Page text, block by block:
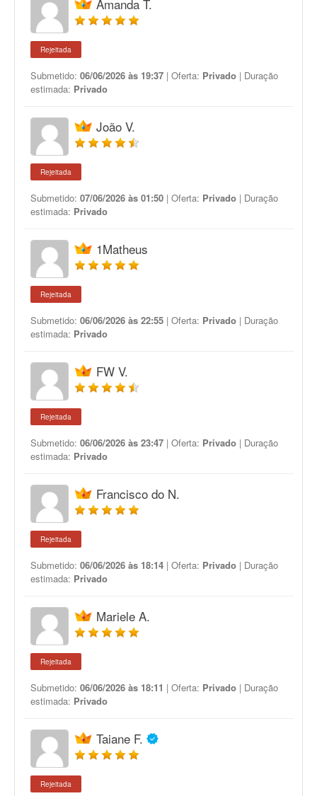
Amanda T.
Rejeitada
Submetido: 06/06/2026 às 19:37 | Oferta: Privado | Duração
estimada: Privado
João V.
Rejeitada
Submetido: 07/06/2026 às 01:50 | Oferta: Privado | Duração
estimada: Privado
1Matheus
Rejeitada
Submetido: 06/06/2026 às 22:55 | Oferta: Privado | Duração
estimada: Privado
FW V.
Rejeitada
Submetido: 06/06/2026 às 23:47 | Oferta: Privado | Duração
estimada: Privado
Francisco do N.
Rejeitada
Submetido: 06/06/2026 às 18:14 | Oferta: Privado | Duração
estimada: Privado
Mariele A.
Rejeitada
Submetido: 06/06/2026 às 18:11 | Oferta: Privado | Duração
estimada: Privado
Taiane F.
Rejeitada